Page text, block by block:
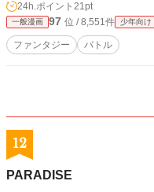
24h.ポイント 21pt
一般漫画 97 位 / 8,551件 少年向け
ファンタジー バトル
12
PARADISE